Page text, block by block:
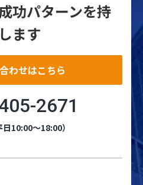
功パターンを持
ます
わせはこちら
2671
日10:00～18:00）